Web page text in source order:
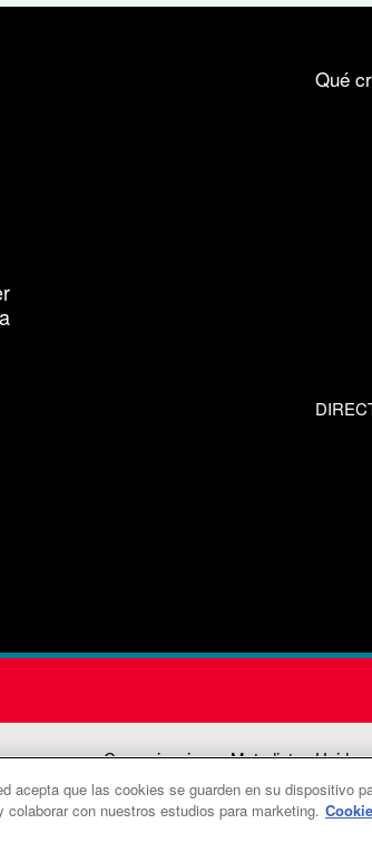
Qué
Comunicaciones Metodistas
©2026 Comunicaciones
acepta que las cookies se guarden en su dispositivo
con nuestros estudios para marketing.